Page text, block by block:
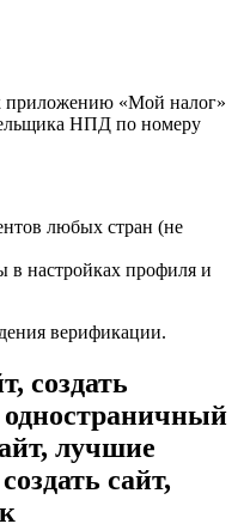
приложению «Мой налог»
НПД по номеру
любых стран (не
в настройках профиля и
верификации.
создать
одностраничный
лучшие
сайт,